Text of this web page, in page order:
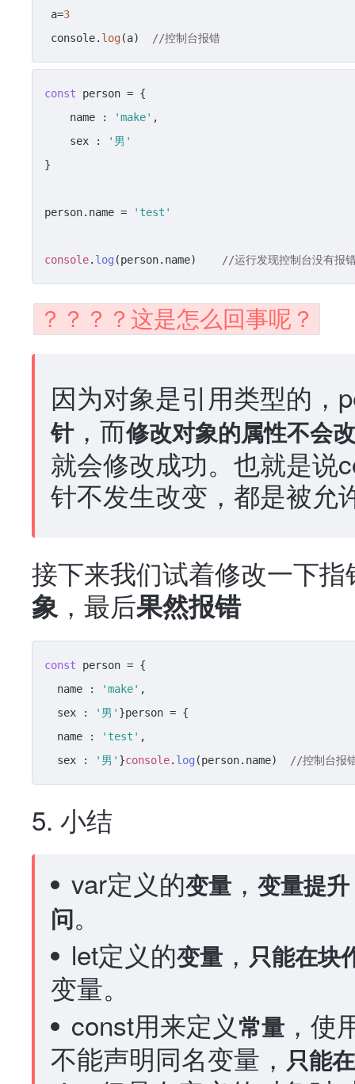
a=3
console. log(a) //控制台报错
const person = {
name :
'make' ,
sex :
'男'
}
person. name = 'test'
console. log (person. name) //运行发现控制台没有报
？？？？这是怎么回事呢？
因为对象是引用类型的，
针，而修改对象的属性不会
就会修改成功。也就是说
针不发生改变，都是被允
接下来我们试着修改一下指
象 ，最后果然报错
const person = {
name :
'make' ,
sex :
'男' }person = {
name :
'test' ,
sex :
'男' }console. log (person. name) //控制台报
5. 小结
var定义的变量 ， 变量提升
问。
let定义的变量 ， 只能在块
变量。
const用来定义常量 ，使
不能声明同名变量， 只能